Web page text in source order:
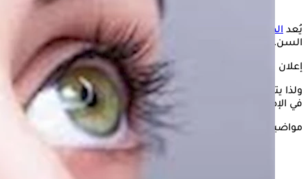
يُعد الضمور البقعي من أكثر أمراض العينشيوعًا، لا سيما بين كبار
السن، وقد يؤدي في بعض الحالات إلى فقدان البصر.
إعلان
ولذا يتساءل الكثيرون عن العادات الخاطئة التي يمكن أن تساهم
في الإصابة بهذا المرض، لتجنّبها والحفاظ على صحة العين.
مواضيع ذات صلة